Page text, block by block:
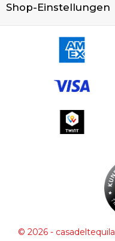
Shop-Einstellungen
© 2026 - casadeltequila